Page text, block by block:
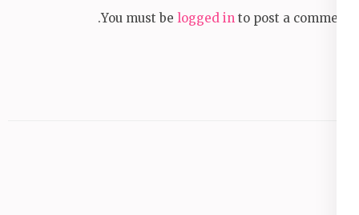
You must be logged in to post a comment.